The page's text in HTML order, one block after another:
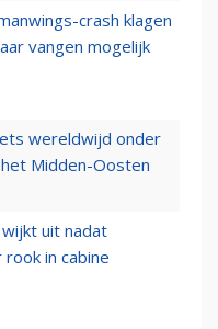
crash klagen
vangen mogelijk
wereldwijd onder
Midden-Oosten
wijkt uit nadat
in cabine